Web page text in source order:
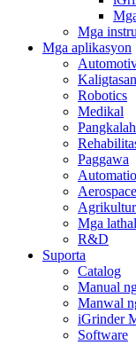
Mga
Mga aplikasyon
Robotics
Medikal
Paggawa
Aerospace
Mga
R&D
Suporta
Catalog
Manual
Manwal
iGrinder
Software